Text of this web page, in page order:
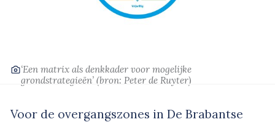
‘Een matrix als denkkader voor mogelijke
grondstrategieën’ (bron: Peter de Ruyter)
Voor de overgangszones in De Brabantse